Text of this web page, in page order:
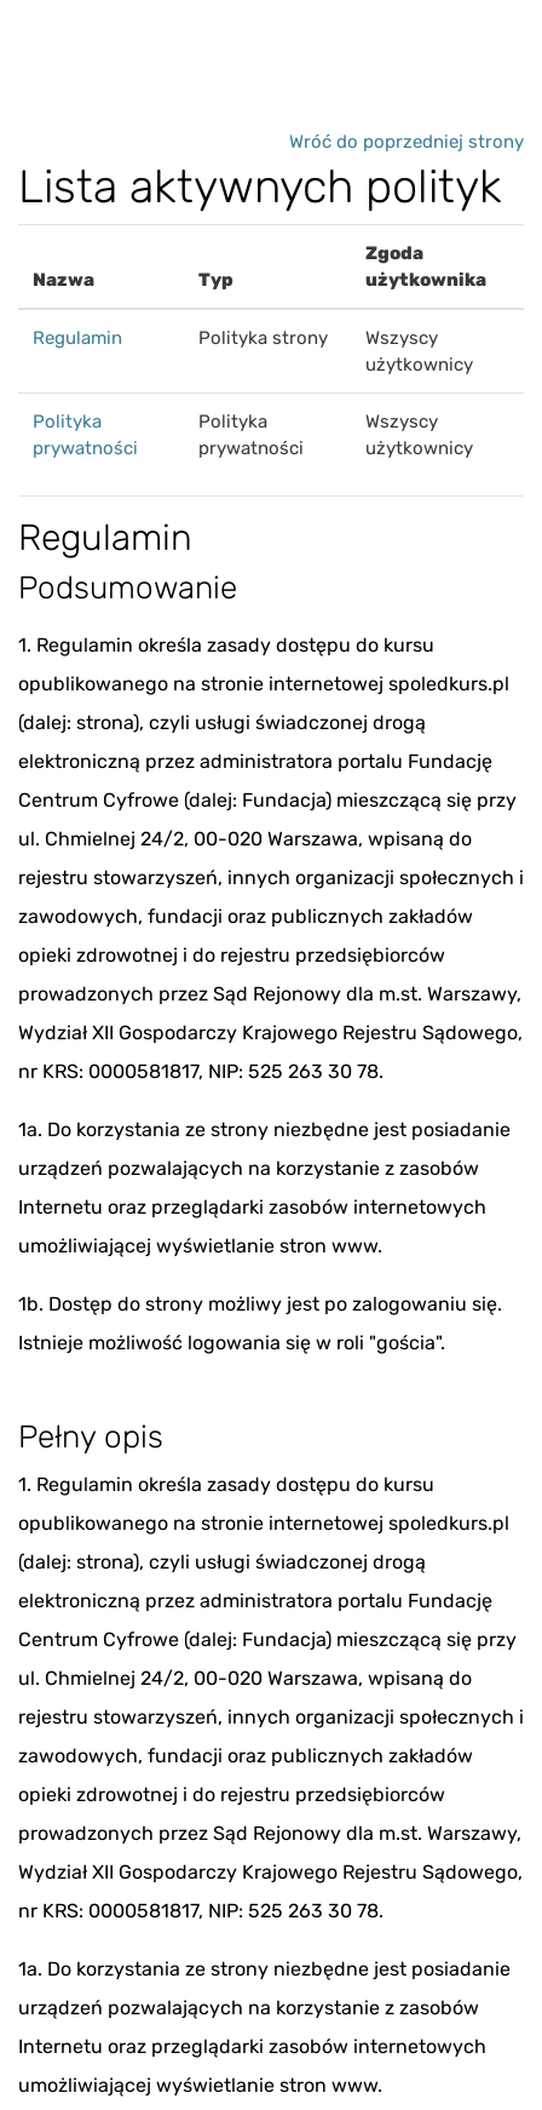
Wróć do poprzedniej strony
Lista aktywnych polityk
Nazwa Typ
Zgoda
użytkownika
Regulamin Polityka strony
Wszyscy
użytkownicy
Polityka
prywatności
Polityka
prywatności
Wszyscy
użytkownicy
Regulamin
Podsumowanie
1. Regulamin określa zasady dostępu do kursu
opublikowanego na stronie internetowej spoledkurs.pl
(dalej: strona), czyli usługi świadczonej drogą
elektroniczną przez administratora portalu Fundację
Centrum Cyfrowe (dalej: Fundacja) mieszczącą się przy
ul. Chmielnej 24/2, 00-020 Warszawa, wpisaną do
rejestru stowarzyszeń, innych organizacji społecznych i
zawodowych, fundacji oraz publicznych zakładów
opieki zdrowotnej i do rejestru przedsiębiorców
prowadzonych przez Sąd Rejonowy dla m.st. Warszawy,
Wydział XII Gospodarczy Krajowego Rejestru Sądowego,
nr KRS: 0000581817, NIP: 525 263 30 78.
1a. Do korzystania ze strony niezbędne jest posiadanie
urządzeń pozwalających na korzystanie z zasobów
Internetu oraz przeglądarki zasobów internetowych
umożliwiającej wyświetlanie stron www.
1b. Dostęp do strony możliwy jest po zalogowaniu się.
Istnieje możliwość logowania się w roli "gościa".
Pełny opis
1. Regulamin określa zasady dostępu do kursu
opublikowanego na stronie internetowej spoledkurs.pl
(dalej: strona), czyli usługi świadczonej drogą
elektroniczną przez administratora portalu Fundację
Centrum Cyfrowe (dalej: Fundacja) mieszczącą się przy
ul. Chmielnej 24/2, 00-020 Warszawa, wpisaną do
rejestru stowarzyszeń, innych organizacji społecznych i
zawodowych, fundacji oraz publicznych zakładów
opieki zdrowotnej i do rejestru przedsiębiorców
prowadzonych przez Sąd Rejonowy dla m.st. Warszawy,
Wydział XII Gospodarczy Krajowego Rejestru Sądowego,
nr KRS: 0000581817, NIP: 525 263 30 78.
1a. Do korzystania ze strony niezbędne jest posiadanie
urządzeń pozwalających na korzystanie z zasobów
Internetu oraz przeglądarki zasobów internetowych
umożliwiającej wyświetlanie stron www.